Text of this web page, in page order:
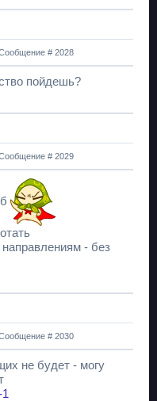
# 2028
пойдешь?
# 2029
- без
# 2030
не будет - могу